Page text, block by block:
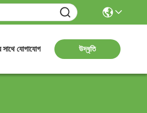
সাথে যোগাযোগ উদ্ধৃতি